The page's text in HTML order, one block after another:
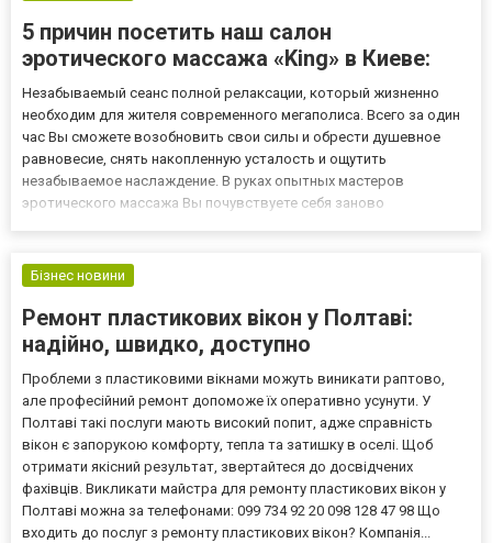
5 причин посетить наш салон
эротического массажа «King» в Киеве:
Незабываемый сеанс полной релаксации, который жизненно
необходим для жителя современного мегаполиса. Всего за один
час Вы сможете возобновить свои силы и обрести душевное
равновесие, снять накопленную усталость и ощутить
незабываемое наслаждение. В руках опытных мастеров
эротического массажа Вы почувствуете себя заново
избавиться от стресса и негативных...
Бізнес новини
Ремонт пластикових вікон у Полтаві:
надійно, швидко, доступно
Проблеми з пластиковими вікнами можуть виникати раптово,
але професійний ремонт допоможе їх оперативно усунути. У
Полтаві такі послуги мають високий попит, адже справність
вікон є запорукою комфорту, тепла та затишку в оселі. Щоб
отримати якісний результат, звертайтеся до досвідчених
фахівців. Викликати майстра для ремонту пластикових вікон у
Полтаві можна за телефонами: 099 734 92 20 098 128 47 98 Що
входить до послуг з ремонту пластикових вікон? Компанія...